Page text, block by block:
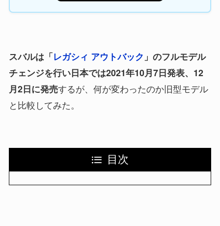
スバルは「レガシィ アウトバック 」のフルモデル
チェンジを行い日本では2021年10月7日発表、12
月2日に発売するが、何が変わったのか旧型モデル
と比較してみた。
目次